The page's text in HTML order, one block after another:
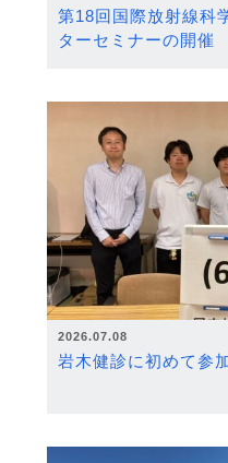
第18回国際放射線科
ターセミナーの開催
2026.07.08
岩木健診に初めて参